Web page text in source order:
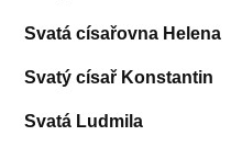
Svatá císařovna Helena
Svatý císař Konstantin
Svatá Ludmila